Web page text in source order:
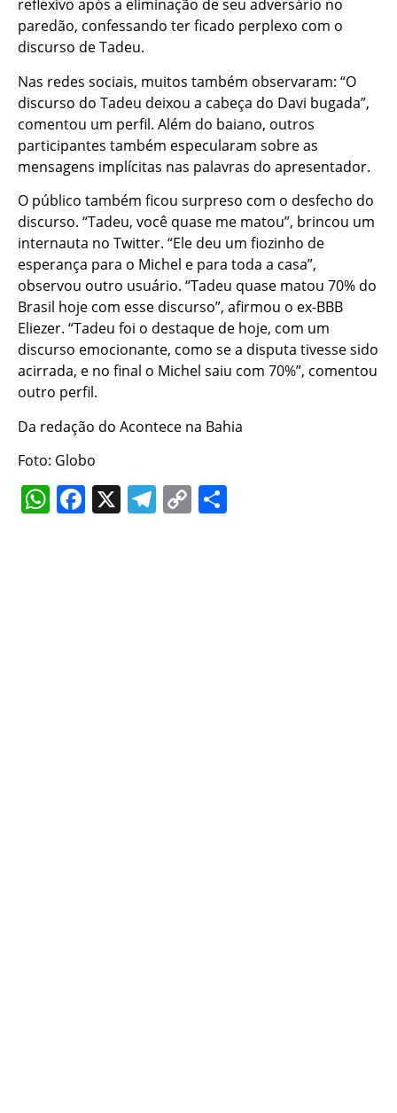
reflexivo após a eliminação de seu adversário no
paredão, confessando ter ficado perplexo com o
discurso de Tadeu.
Nas redes sociais, muitos também observaram: “O
discurso do Tadeu deixou a cabeça do Davi bugada”,
comentou um perfil. Além do baiano, outros
participantes também especularam sobre as
mensagens implícitas nas palavras do apresentador.
O público também ficou surpreso com o desfecho do
discurso. “Tadeu, você quase me matou”, brincou um
internauta no Twitter. “Ele deu um fiozinho de
esperança para o Michel e para toda a casa”,
observou outro usuário. “Tadeu quase matou 70% do
Brasil hoje com esse discurso”, afirmou o ex-BBB
Eliezer. “Tadeu foi o destaque de hoje, com um
discurso emocionante, como se a disputa tivesse sido
acirrada, e no final o Michel saiu com 70%”, comentou
outro perfil.
Da redação do Acontece na Bahia
Foto: Globo
WhatsApp
Facebook
X Telegram
Copy